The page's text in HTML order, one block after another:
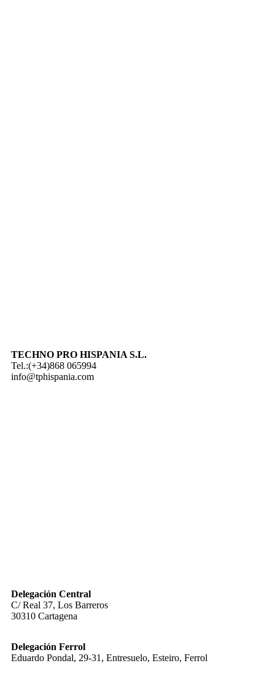
TECHNO PRO HISPANIA S.L.
Tel.:(+34)868 065994
info@tphispania.com
Delegación Central
C/ Real 37, Los Barreros
30310 Cartagena
Delegación Ferrol
Eduardo Pondal, 29-31, Entresuelo, Esteiro, Ferrol